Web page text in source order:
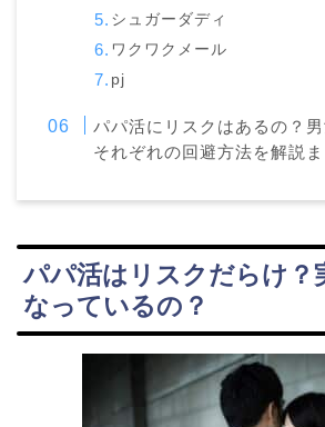
シュガーダディ
ワクワクメール
pj
パパ活にリスクはあるの？
それぞれの回避方法を解説
パパ活はリスクだらけ？
なっているの？